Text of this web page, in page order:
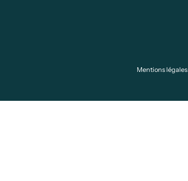
Mentions légales